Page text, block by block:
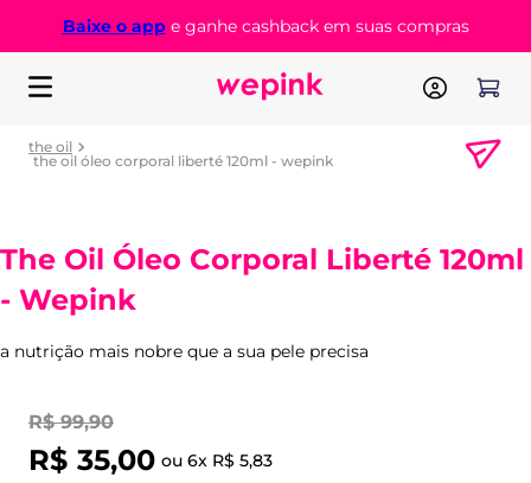
Baixe o appe ganhe cashback em suas compras
the oil
the oil óleo corporal liberté 120ml - wepink
The Oil Óleo Corporal Liberté 120ml
- Wepink
a nutrição mais nobre que a sua pele precisa
R$ 99,90
R$ 35,00 ou 6x R$ 5,83